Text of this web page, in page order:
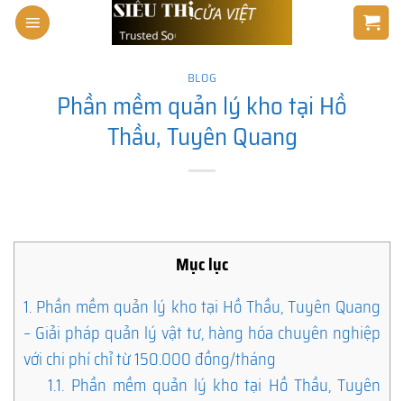
Skip
BLOG
Phần mềm quản lý kho tại Hồ
Thầu, Tuyên Quang
Mục lục
1. Phần mềm quản lý kho tại Hồ Thầu, Tuyên Quang
– Giải pháp quản lý vật tư, hàng hóa chuyên nghiệp
với chi phí chỉ từ 150.000 đồng/tháng
1.1. Phần mềm quản lý kho tại Hồ Thầu, Tuyên